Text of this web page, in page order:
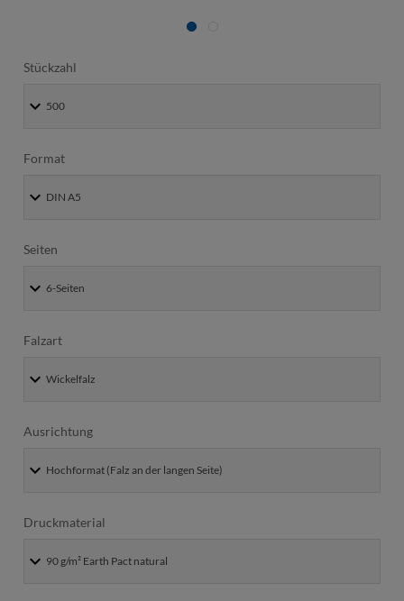
Stückzahl
Format
Seiten
Falzart
Ausrichtung
Druckmaterial